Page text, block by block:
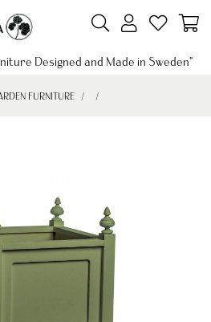
Designed and Made in Sweden"
FURNITURE